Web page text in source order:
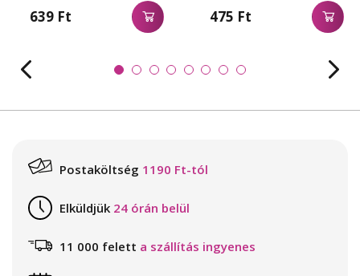
639 Ft 475 Ft
Postaköltség 1190 Ft-tól
Elküldjük 24 órán belül
11 000 felett a szállítás ingyenes